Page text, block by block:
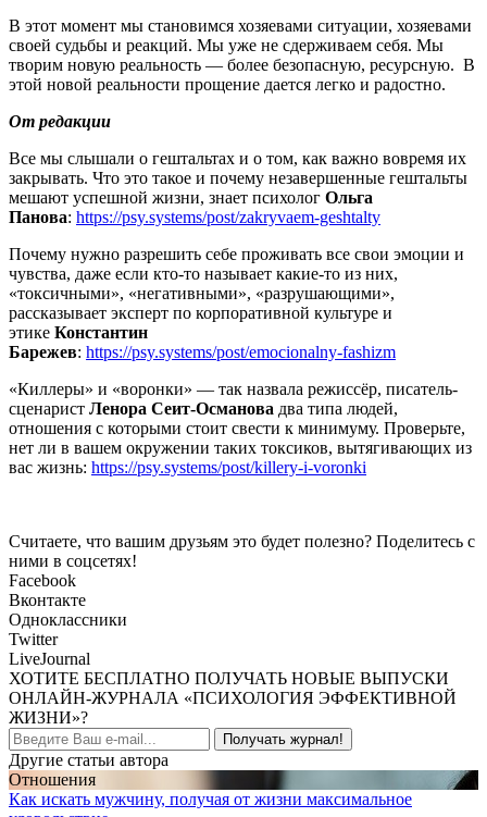
В этот момент мы становимся хозяевами ситуации, хозяевами
своей судьбы и реакций. Мы уже не сдерживаем себя. Мы
творим новую реальность — более безопасную, ресурсную. В
этой новой реальности прощение дается легко и радостно.
От редакции
Все мы слышали о гештальтах и о том, как важно вовремя их
закрывать. Что это такое и почему незавершенные гештальты
мешают успешной жизни, знает психолог Ольга
Панова: https://psy.systems/post/zakryvaem-geshtalty
Почему нужно разрешить себе проживать все свои эмоции и
чувства, даже если кто-то называет какие-то из них,
«токсичными», «негативными», «разрушающими»,
рассказывает эксперт по корпоративной культуре и
этике Константин
Барежев: https://psy.systems/post/emocionalny-fashizm
«Киллеры» и «воронки» — так назвала режиссёр, писатель-
сценарист Ленора Сеит-Османова два типа людей,
отношения с которыми стоит свести к минимуму. Проверьте,
нет ли в вашем окружении таких токсиков, вытягивающих из
вас жизнь: https://psy.systems/post/killery-i-voronki
Считаете, что вашим друзьям это будет полезно? Поделитесь с
ними в соцсетях!
Facebook
Вконтакте
Одноклассники
Twitter
LiveJournal
ХОТИТЕ БЕСПЛАТНО ПОЛУЧАТЬ НОВЫЕ ВЫПУСКИ
ОНЛАЙН-ЖУРНАЛА «ПСИХОЛОГИЯ ЭФФЕКТИВНОЙ
ЖИЗНИ»?
Получать журнал!
Другие статьи автора
Отношения
Как искать мужчину, получая от жизни максимальное